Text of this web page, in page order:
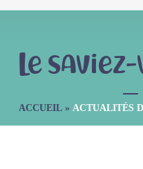
Le
ACCUEIL» ACTUALITÉS